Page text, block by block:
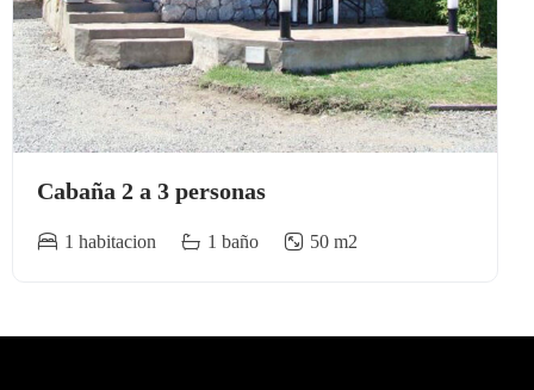
Cabaña 2 a 3 personas
1 habitacion 1 baño 50 m2